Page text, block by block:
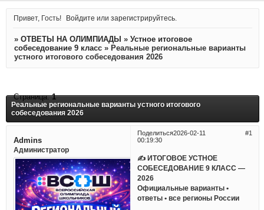
Привет, Гость! Войдите илизарегистрируйтесь
» ОТВЕТЫ НА ОЛИМПИАДЫ » Устное итоговое
собеседование 9 класс » Реальные региональные варианты
устного итогового собеседования 2026
Реальные региональные варианты устного итогового
собеседования 2026
Страница:1
Поделиться 1
2026-02-11
00:19:30
Admins
Администратор
✍ ИТОГОВОЕ УСТНОЕ
СОБЕСЕДОВАНИЕ 9 КЛАСС —
2026
Официальные варианты •
ответы • все регионы России